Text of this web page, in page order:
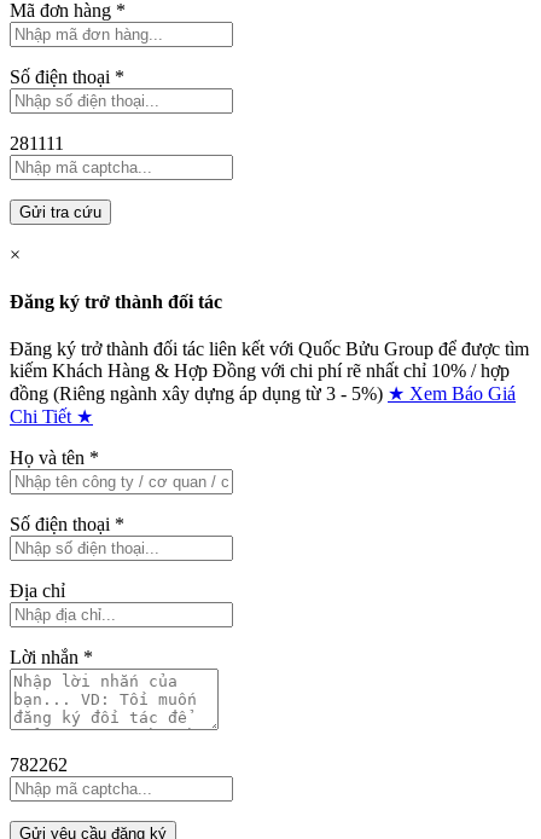
Mã đơn hàng *
Số điện thoại *
281111
Gửi tra cứu
×
Đăng ký trở thành đối tác
Đăng ký trở thành đối tác liên kết với Quốc Bửu Group để được tìm
kiếm Khách Hàng & Hợp Đồng với chi phí rẽ nhất chỉ 10% / hợp
đồng (Riêng ngành xây dựng áp dụng từ 3 - 5%) ★ Xem Báo Giá
Chi Tiết ★
Họ và tên *
Số điện thoại *
Địa chỉ
Lời nhắn *
782262
Gửi yêu cầu đăng ký